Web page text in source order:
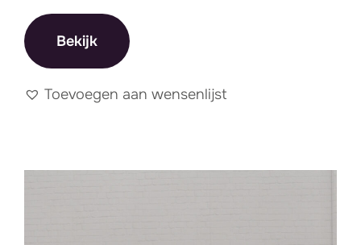
Bekijk
Toevoegen aan wensenlijst